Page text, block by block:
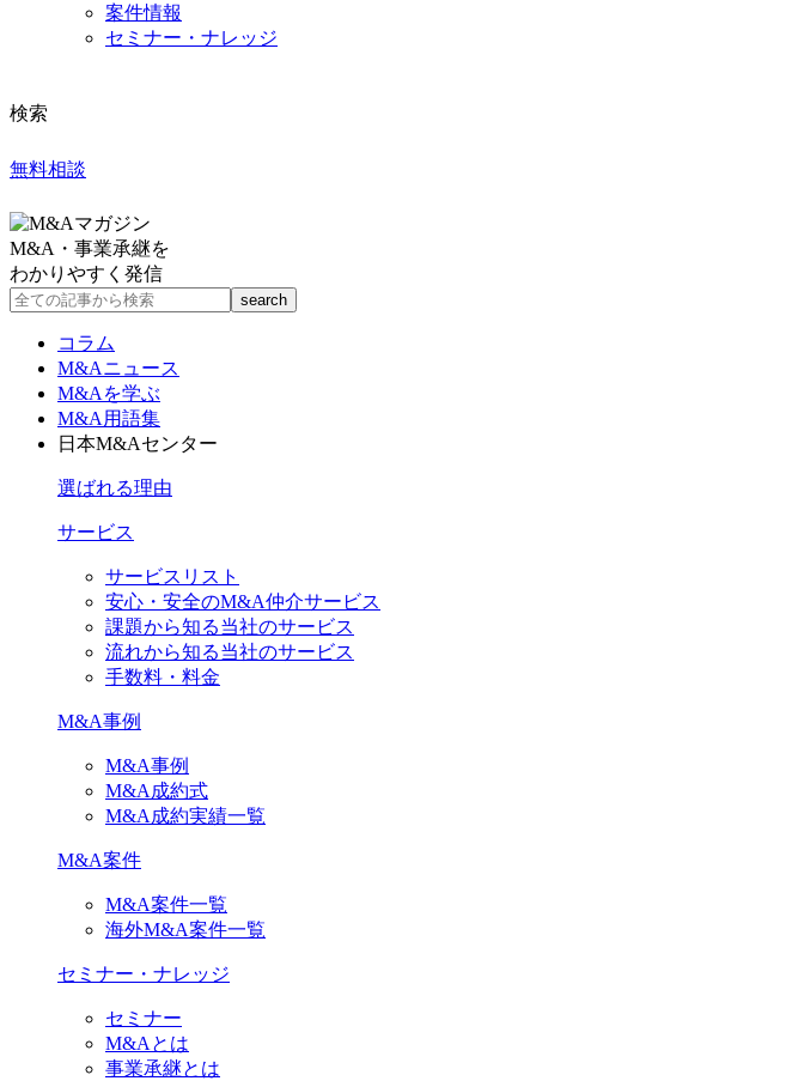
案件情報
セミナー・ナレッジ
検索
無料相談
M&A・事業承継を
わかりやすく発信
コラム
M&Aニュース
M&Aを学ぶ
M&A用語集
日本M&Aセンター
選ばれる理由
サービス
サービスリスト
安心・安全のM&A仲介サービス
課題から知る当社のサービス
流れから知る当社のサービス
手数料・料金
M&A事例
M&A事例
M&A成約式
M&A成約実績一覧
M&A案件
M&A案件一覧
海外M&A案件一覧
セミナー・ナレッジ
セミナー
M&Aとは
事業承継とは